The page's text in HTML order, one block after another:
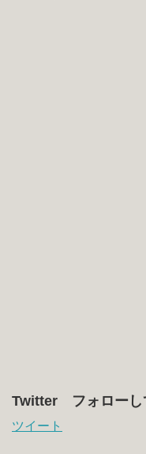
Twitter フォローし
ツイート